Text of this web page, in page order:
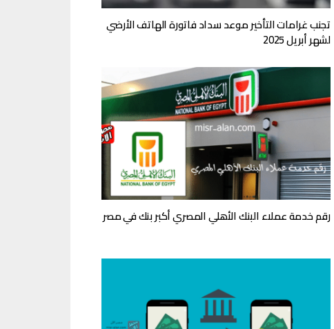
تجنب غرامات التأخير موعد سداد فاتورة الهاتف الأرضي
لشهر أبريل 2025
رقم خدمة عملاء البنك الأهلي المصري أكبر بنك في مصر